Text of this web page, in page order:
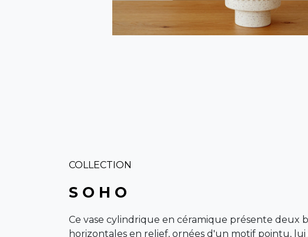
COLLECTION
S O H O
Ce vase cylindrique en céramique présente deux
horizontales en relief, ornées d'un motif pointu,